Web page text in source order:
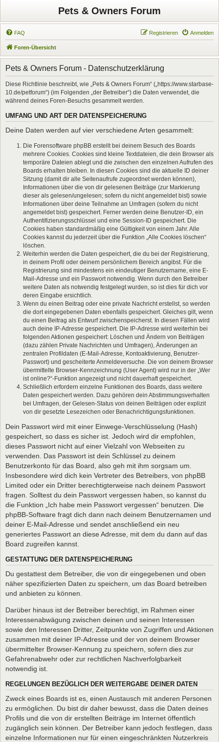
Pets & Owners Forum
FAQ Anmelden
Registrieren
Foren-Übersicht
Pets & Owners Forum - Datenschutzerklärung
Diese Richtlinie beschreibt, wie „Pets & Owners Forum“ („https://www.starbase-
10.de/petforum“) (im Folgenden „der Betreiber“) die Daten verwendet, die
während deines Foren-Besuchs gesammelt werden.
UMFANG UND ART DER DATENSPEICHERUNG
Deine Daten werden auf vier verschiedene Arten gesammelt:
Die Forensoftware phpBB erstellt bei deinem Besuch des Boards
mehrere Cookies. Cookies sind kleine Textdateien, die dein Browser als
temporäre Dateien ablegt und die zwischen den einzelnen Aufrufen des
Boards erhalten bleiben. In diesen Cookies sind die aktuelle ID deiner
Sitzung (damit dir alle Seitenaufrufe zugeordnet werden können),
Informationen über die von dir gelesenen Beiträge (zur Markierung
dieser als gelesen/ungelesen; sofern du nicht angemeldet bist) sowie
Informationen über deine Teilnahme an Umfragen (sofern du nicht
angemeldet bist) gespeichert. Ferner werden deine Benutzer-ID, ein
Authentifizierungsschlüssel und eine Session-ID gespeichert. Die
Cookies haben standardmäßig eine Gültigkeit von einem Jahr. Alle
Cookies kannst du jederzeit über die Funktion „Alle Cookies löschen“
löschen.
Weiterhin werden die Daten gespeichert, die du bei der Registrierung,
in deinem Profil oder deinem persönlichem Bereich angibst. Für die
Registrierung sind mindestens ein eindeutiger Benutzername, eine E-
Mail-Adresse und ein Passwort notwendig. Wenn durch den Betreiber
weitere Daten als notwendig festgelegt wurden, so ist dies für dich vor
deren Eingabe ersichtlich.
Wenn du einen Beitrag oder eine private Nachricht erstellst, so werden
die dort eingegebenen Daten ebenfalls gespeichert. Gleiches gilt, wenn
du einen Beitrag als Entwurf zwischenspeicherst. In diesen Fällen wird
auch deine IP-Adresse gespeichert. Die IP-Adresse wird weiterhin bei
folgenden Aktionen gespeichert: Löschen und Ändern von Beiträgen
(dazu zählen Private Nachrichten und Umfragen), Änderungen an
zentralen Profildaten (E-Mail-Adresse, Kontoaktivierung, Benutzer-
Passwort) und gescheiterte Anmeldeversuche. Die von deinem Browser
übermittelte Browser-Kennzeichnung (User Agent) wird nur in der „Wer
ist online?“-Funktion angezeigt und nicht dauerhaft gespeichert.
Schließlich erfordern einzelne Funktionen des Boards, dass weitere
Daten gespeichert werden. Dazu gehören dein Abstimmungsverhalten
bei Umfragen, der Gelesen-Status von deinen Beiträgen oder explizit
von dir gesetzte Lesezeichen oder Benachrichtigungsfunktionen.
Dein Passwort wird mit einer Einwege-Verschlüsselung (Hash)
gespeichert, so dass es sicher ist. Jedoch wird dir empfohlen,
dieses Passwort nicht auf einer Vielzahl von Webseiten zu
verwenden. Das Passwort ist dein Schlüssel zu deinem
Benutzerkonto für das Board, also geh mit ihm sorgsam um.
Insbesondere wird dich kein Vertreter des Betreibers, von phpBB
Limited oder ein Dritter berechtigterweise nach deinem Passwort
fragen. Solltest du dein Passwort vergessen haben, so kannst du
die Funktion „Ich habe mein Passwort vergessen“ benutzen. Die
phpBB-Software fragt dich dann nach deinem Benutzernamen und
deiner E-Mail-Adresse und sendet anschließend ein neu
generiertes Passwort an diese Adresse, mit dem du dann auf das
Board zugreifen kannst.
GESTATTUNG DER DATENSPEICHERUNG
Du gestattest dem Betreiber, die von dir eingegebenen und oben
näher spezifizierten Daten zu speichern, um das Board betreiben
und anbieten zu können.
Darüber hinaus ist der Betreiber berechtigt, im Rahmen einer
Interessenabwägung zwischen deinen und seinen Interessen
sowie den Interessen Dritter, Zeitpunkte von Zugriffen und Aktionen
zusammen mit deiner IP-Adresse und der von deinem Browser
übermittelter Browser-Kennung zu speichern, sofern dies zur
Gefahrenabwehr oder zur rechtlichen Nachverfolgbarkeit
notwendig ist.
REGELUNGEN BEZÜGLICH DER WEITERGABE DEINER DATEN
Zweck eines Boards ist es, einen Austausch mit anderen Personen
zu ermöglichen. Du bist dir daher bewusst, dass die Daten deines
Profils und die von dir erstellten Beiträge im Internet öffentlich
zugänglich sein können. Der Betreiber kann jedoch festlegen, dass
einzelne Informationen nur für einen eingeschränkten Nutzerkreis